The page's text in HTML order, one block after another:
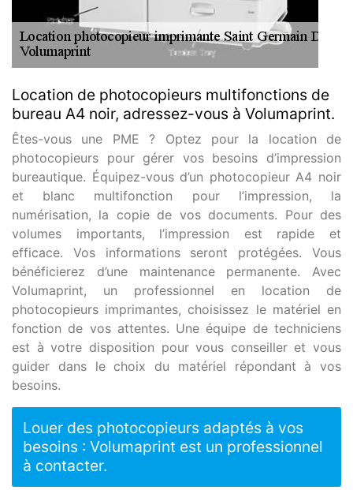
Location de photocopieurs multifonctions de
bureau A4 noir, adressez-vous à Volumaprint.
Êtes-vous une PME ? Optez pour la location de
photocopieurs pour gérer vos besoins d’impression
bureautique. Équipez-vous d’un photocopieur A4 noir
et blanc multifonction pour l’impression, la
numérisation, la copie de vos documents. Pour des
volumes importants, l’impression est rapide et
efficace. Vos informations seront protégées. Vous
bénéficierez d’une maintenance permanente. Avec
Volumaprint, un professionnel en location de
photocopieurs imprimantes, choisissez le matériel en
fonction de vos attentes. Une équipe de techniciens
est à votre disposition pour vous conseiller et vous
guider dans le choix du matériel répondant à vos
besoins.
Louer des photocopieurs adaptés à vos
besoins : Volumaprint est un professionnel
à contacter.